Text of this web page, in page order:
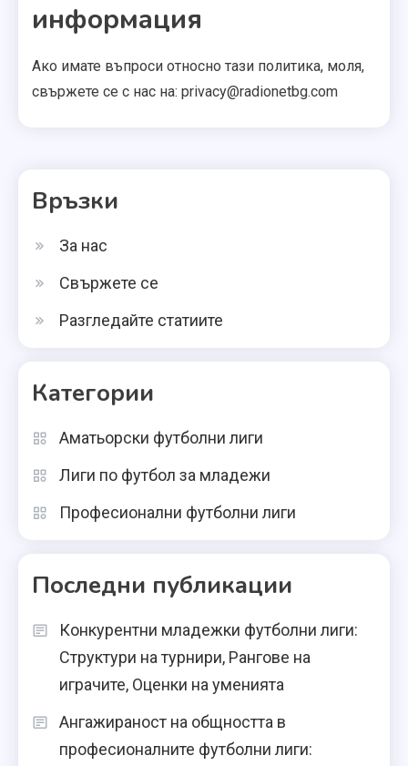
информация
Ако имате въпроси относно тази политика, моля,
свържете се с нас на: privacy@radionetbg.com
Връзки
За нас
Свържете се
Разгледайте статиите
Категории
Аматьорски футболни лиги
Лиги по футбол за младежи
Професионални футболни лиги
Последни публикации
Конкурентни младежки футболни лиги:
Структури на турнири, Рангове на
играчите, Оценки на уменията
Ангажираност на общността в
професионалните футболни лиги: